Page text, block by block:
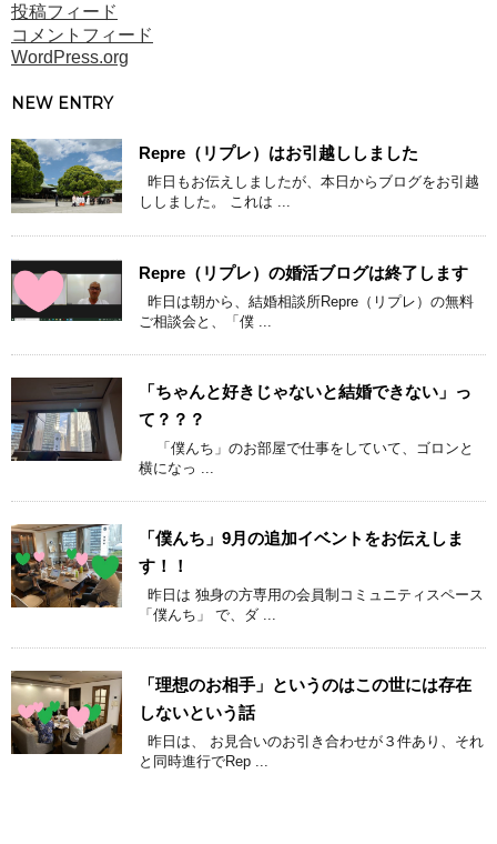
投稿フィード
コメントフィード
WordPress.org
NEW ENTRY
Repre（リプレ）はお引越ししました
昨日もお伝えしましたが、本日からブログをお引越
ししました。 これは ...
Repre（リプレ）の婚活ブログは終了します
昨日は朝から、結婚相談所Repre（リプレ）の無料
ご相談会と、「僕 ...
「ちゃんと好きじゃないと結婚できない」っ
て？？？
「僕んち」のお部屋で仕事をしていて、ゴロンと
横になっ ...
「僕んち」9月の追加イベントをお伝えしま
す！！
昨日は 独身の方専用の会員制コミュニティスペース
「僕んち」 で、ダ ...
「理想のお相手」というのはこの世には存在
しないという話
昨日は、 お見合いのお引き合わせが３件あり、それ
と同時進行でRep ...